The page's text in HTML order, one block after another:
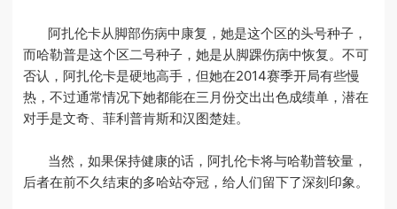
阿扎伦卡从脚部伤病中康复，她是这个区的头号种子，
而哈勒普是这个区二号种子，她是从脚踝伤病中恢复。不可
否认，阿扎伦卡是硬地高手，但她在2014赛季开局有些慢
热，不过通常情况下她都能在三月份交出出色成绩单，潜在
对手是文奇、菲利普肯斯和汉图楚娃。
当然，如果保持健康的话，阿扎伦卡将与哈勒普较量，
后者在前不久结束的多哈站夺冠，给人们留下了深刻印象。